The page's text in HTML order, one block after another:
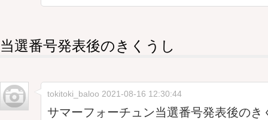
当選番号発表後のきくうし
tokitoki_baloo 2021-08-16 12:30:44
サマーフォーチュン当選番号発表後のき